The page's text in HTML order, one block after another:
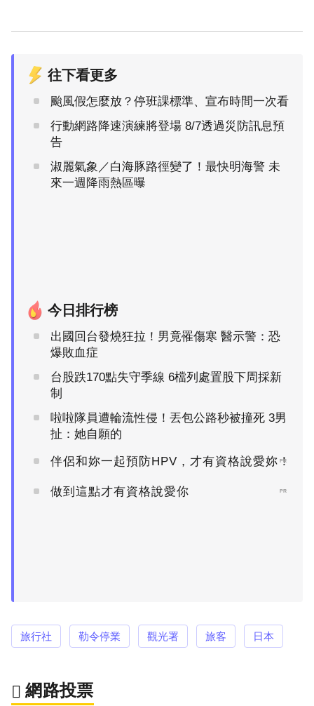
往下看更多
颱風假怎麼放？停班課標準、宣布時間一次看
行動網路降速演練將登場 8/7透過災防訊息預
告
淑麗氣象／白海豚路徑變了！最快明海警 未
來一週降雨熱區曝
今日排行榜
出國回台發燒狂拉！男竟罹傷寒 醫示警：恐
爆敗血症
台股跌170點失守季線 6檔列處置股下周採新
制
啦啦隊員遭輪流性侵！丟包公路秒被撞死 3男
扯：她自願的
伴侶和妳一起預防HPV，才有資格說愛妳！
PR
做到這點才有資格說愛你 PR
旅行社 勒令停業 觀光署 旅客 日本
網路投票